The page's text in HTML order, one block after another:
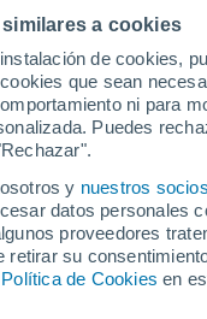
a cookies
de cookies,
que sean
ni para
Puedes
y nuestros socios
datos personales
proveedores
retirar su
Política de Cookies en
hoy
dificultad 7
esquiables